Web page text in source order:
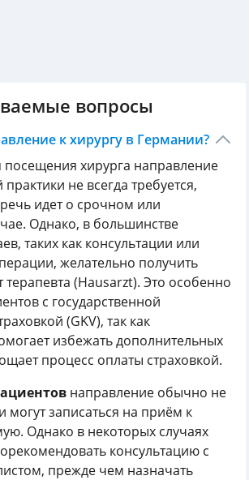
вопросы
к хирургу в Германии?
хирурга направление
не всегда требуется,
идет о срочном или
Однако, в большинстве
таких как консультации или
желательно получить
терапевта (Hausarzt). Это особенно
с государственной
(GKV), так как
избежать дополнительных
процесс оплаты страховкой.
направление обычно не
могут записаться на приём к
Однако в некоторых случаях
консультацию с
прежде чем назначать